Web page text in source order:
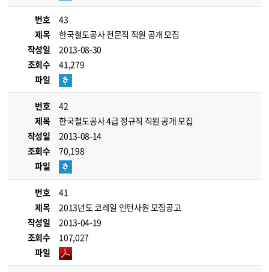
번호
43
제목
한국철도공사 전문직 직원 공개 모집
작성일
2013-08-30
조회수
41,279
파일
번호
42
제목
한국철도공사 4급 정규직 직원 공개 모집
작성일
2013-08-14
조회수
70,198
파일
번호
41
제목
2013년도 코레일 인턴사원 모집공고
작성일
2013-04-19
조회수
107,027
파일